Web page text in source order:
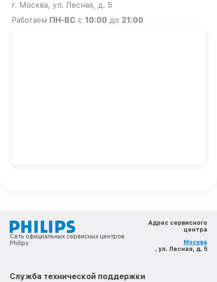
г. Москва, ул. Лесная, д. 5
Работаем ПН-ВС с 10:00 до 21:00
Сеть официальных сервисных центров
Philips
Адрес сервисного
центра
Москва
, ул. Лесная, д. 5
Служба технической поддержки